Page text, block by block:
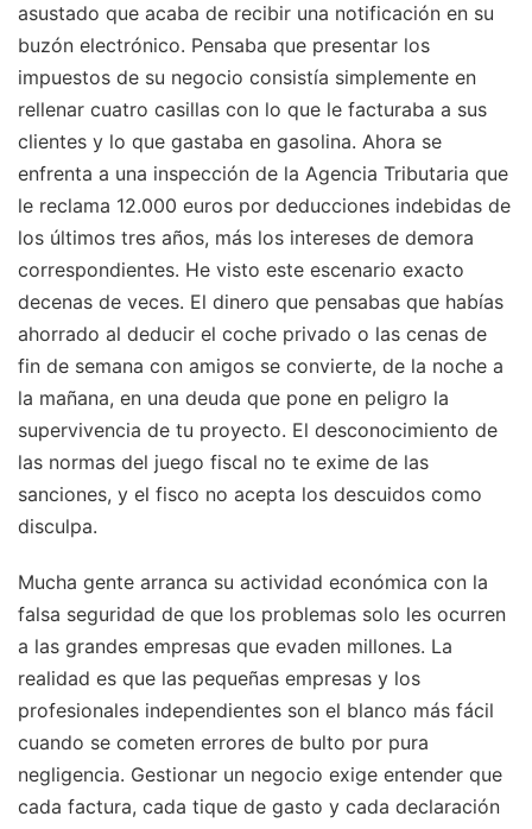
asustado que acaba de recibir una notificación en su
buzón electrónico. Pensaba que presentar los
impuestos de su negocio consistía simplemente en
rellenar cuatro casillas con lo que le facturaba a sus
clientes y lo que gastaba en gasolina. Ahora se
enfrenta a una inspección de la Agencia Tributaria que
le reclama 12.000 euros por deducciones indebidas de
los últimos tres años, más los intereses de demora
correspondientes. He visto este escenario exacto
decenas de veces. El dinero que pensabas que habías
ahorrado al deducir el coche privado o las cenas de
fin de semana con amigos se convierte, de la noche a
la mañana, en una deuda que pone en peligro la
supervivencia de tu proyecto. El desconocimiento de
las normas del juego fiscal no te exime de las
sanciones, y el fisco no acepta los descuidos como
disculpa.
Mucha gente arranca su actividad económica con la
falsa seguridad de que los problemas solo les ocurren
a las grandes empresas que evaden millones. La
realidad es que las pequeñas empresas y los
profesionales independientes son el blanco más fácil
cuando se cometen errores de bulto por pura
negligencia. Gestionar un negocio exige entender que
cada factura, cada tique de gasto y cada declaración